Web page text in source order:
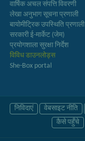
वार्षिक अचल संपत्ति विवरणी
लेखा अनुभाग सूचना प्रणाली
बायोमीट्रिक उपस्थिति प्रणाली
सरकारी ई-मार्केट (जेम)
प्रयोगशाला सुरक्षा निर्देश
विविध डाउनलोड्स
She-Box portal
निविदाएं वेबसाइट नीति
कैसे पहुँचे